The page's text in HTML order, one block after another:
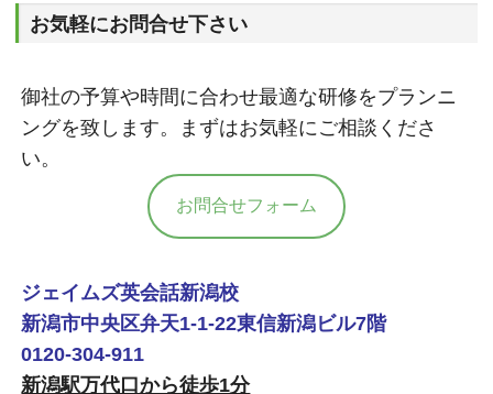
お気軽にお問合せ下さい
御社の予算や時間に合わせ最適な研修をプランニ
ングを致します。まずはお気軽にご相談くださ
い。
お問合せフォーム
ジェイムズ英会話新潟校
新潟市中央区弁天1-1-22東信新潟ビル7階
0120-304-911
新潟駅万代口から徒歩1分